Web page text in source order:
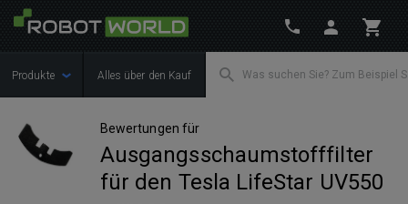
Produkte Alles über den Kauf
Bewertungen für
Ausgangsschaumstofffilter
für den Tesla LifeStar UV550